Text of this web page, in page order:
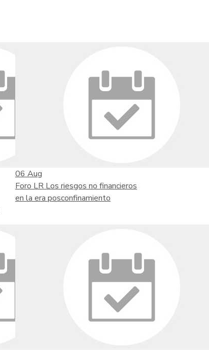
06 Aug
Foro LR Los riesgos no financieros
en la era posconfinamiento